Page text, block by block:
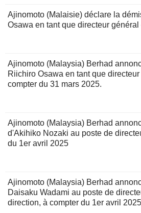
Ajinomoto (Malaisie) déclare la
Osawa en tant que directeur général
Ajinomoto (Malaysia) Berhad
Riichiro Osawa en tant que
compter du 31 mars 2025.
Ajinomoto (Malaysia) Berhad
d'Akihiko Nozaki au poste de
du 1er avril 2025
Ajinomoto (Malaysia) Berhad
Daisaku Wadami au poste de
direction, à compter du 1er avril 2025